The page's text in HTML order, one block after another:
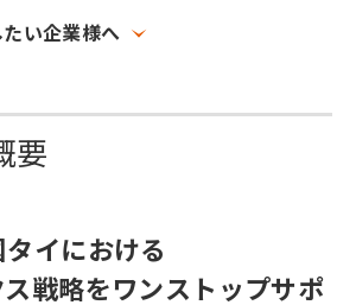
い企業様へ
要
イにおける
戦略をワンストップサポ